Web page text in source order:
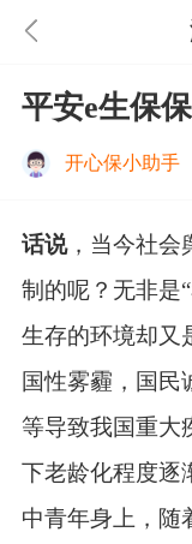
平安e生保
开心保小助手
话说，当今社会
制的呢？无非是
生存的环境却又
国性雾霾，国民
等导致我国重大
下老龄化程度逐
中青年身上，随